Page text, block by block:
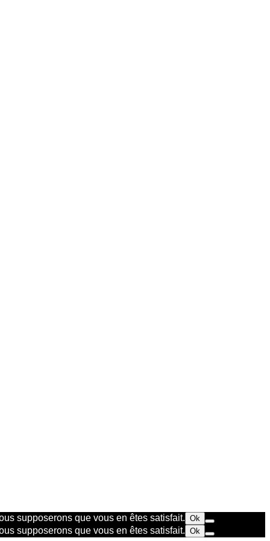
supposerons que vous en êtes satisfait. Ok
supposerons que vous en êtes satisfait. Ok